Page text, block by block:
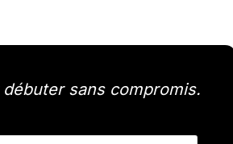
sans compromis.